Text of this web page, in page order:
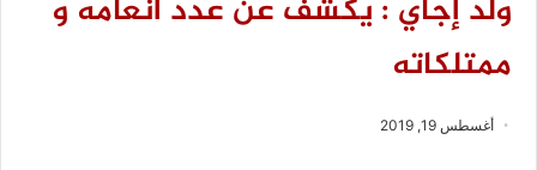
ولد إجاي : يكشف عن عدد أنعامه و
ممتلكاته
أغسطس 19, 2019